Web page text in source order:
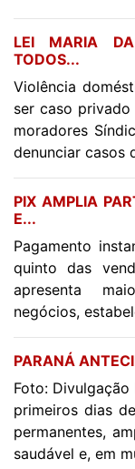
LEI MARIA
TODOS...
Violência
ser caso
moradores
denunciar casos
PIX AMPLIA
E...
Pagamento
quinto das
apresenta
negócios,
PARANÁ
Foto:
primeiros dias
permanentes,
saudável e, em